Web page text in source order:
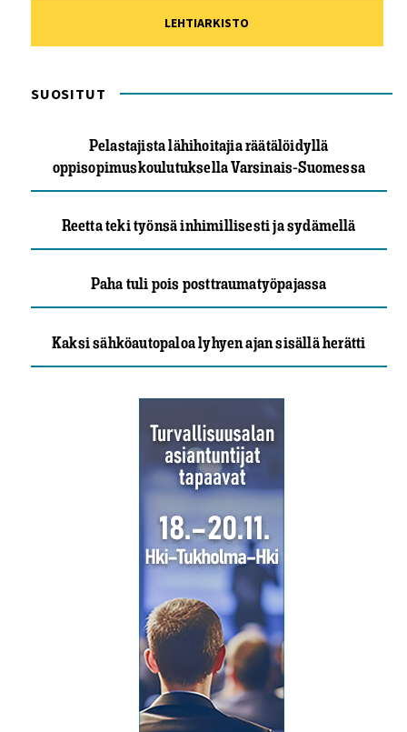
LEHTIARKISTO
SUOSITUT
Pelastajista lähihoitajia räätälöidyllä
oppisopimuskoulutuksella Varsinais-Suomessa
Reetta teki työnsä inhimillisesti ja sydämellä
Paha tuli pois posttraumatyöpajassa
Kaksi sähköautopaloa lyhyen ajan sisällä herätti